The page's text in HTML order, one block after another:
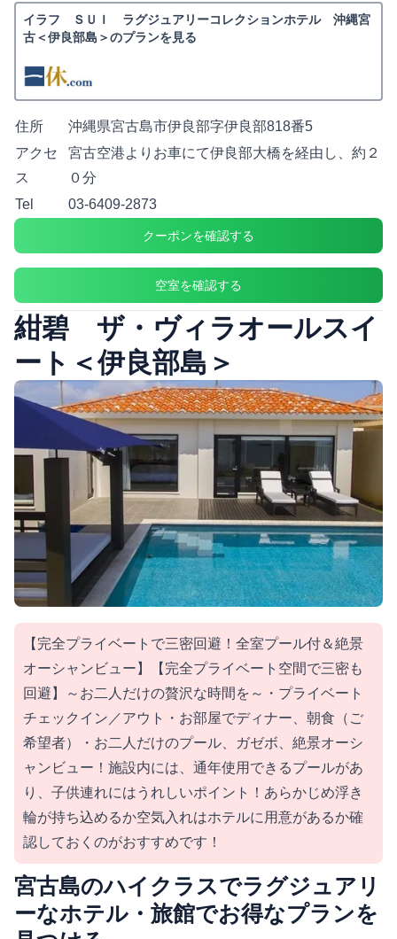
イラフ ＳＵＩ ラグジュアリーコレクションホテル 沖縄宮
古＜伊良部島＞のプランを見る
住所
沖縄県宮古島市伊良部字伊良部818番5
アクセ
ス
宮古空港よりお車にて伊良部大橋を経由し、約２
０分
Tel
03-6409-2873
クーポンを確認する
空室を確認する
紺碧 ザ・ヴィラオールスイ
ート＜伊良部島＞
【完全プライベートで三密回避！全室プール付＆絶景
オーシャンビュー】【完全プライベート空間で三密も
回避】～お二人だけの贅沢な時間を～・プライベート
チェックイン／アウト・お部屋でディナー、朝食（ご
希望者）・お二人だけのプール、ガゼボ、絶景オーシ
ャンビュー！施設内には、通年使用できるプールがあ
り、子供連れにはうれしいポイント！あらかじめ浮き
輪が持ち込めるか空気入れはホテルに用意があるか確
認しておくのがおすすめです！
宮古島のハイクラスでラグジュアリ
ーなホテル・旅館でお得なプランを